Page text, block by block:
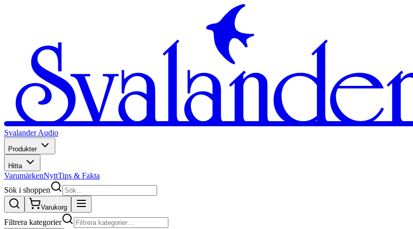
Svalander Audio
Produkter
Hitta
VarumärkenNyttTips & Fakta
Sök i shoppen
Varukorg
Filtrera kategorier